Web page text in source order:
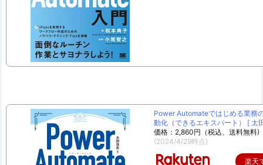
Power Automateではじめる業務
動化（できるエキスパート） [ 太
価格：2,860円（税込、送料無料)
(2024/4/29時点)
楽天